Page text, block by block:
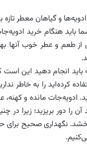
و گیاهان معطر
باید هنگام خرید
طعم و عطر خوب آنها
باید انجام دهید این است
کرده‌اید را به خاطر
ادویه‌جات مانده و
آن را دور بریزید؛
نگهداری صحیح برای